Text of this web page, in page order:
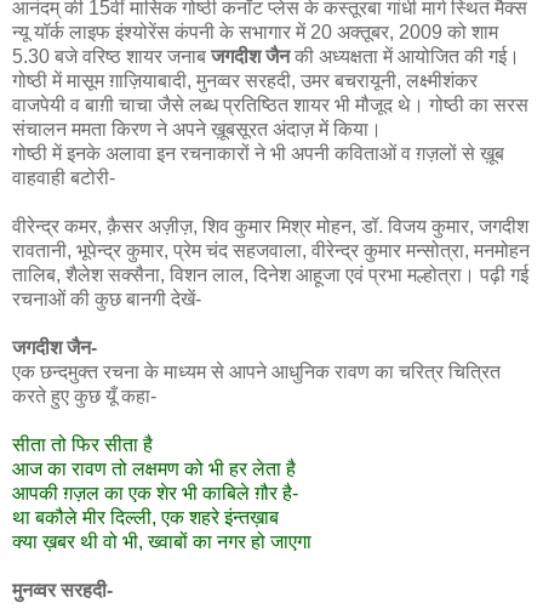
आनंदम् की 15वीं मासिक गोष्ठी कनॉट प्लेस के कस्तूरबा गांधी मार्ग स्थित मैक्स
न्यू यॉर्क लाइफ इंश्योरेंस कंपनी के सभागार में 20 अक्तूबर, 2009 को शाम
5.30 बजे वरिष्ठ शायर जनाबजगदीश जैनकी अध्यक्षता में आयोजित की गई।
गोष्ठी में मासूम ग़ाज़ियाबादी, मुनव्वर सरहदी, उमर बचरायूनी, लक्ष्मीशंकर
वाजपेयी व बाग़ी चाचा जैसे लब्ध प्रतिष्ठित शायर भी मौजूद थे। गोष्ठी का सरस
संचालन ममता किरण ने अपने ख़ूबसूरत अंदाज़ में किया।
गोष्ठी में इनके अलावा इन रचनाकारों ने भी अपनी कविताओं व ग़ज़लों से ख़ूब
वाहवाही बटोरी-
वीरेन्द्र कमर, क़ैसर अज़ीज़, शिव कुमार मिश्र मोहन, डॉ. विजय कुमार, जगदीश
रावतानी, भूपेन्द्र कुमार, प्रेम चंद सहजवाला, वीरेन्द्र कुमार मन्सोत्रा, मनमोहन
तालिब, शैलेश सक्सैना, विशन लाल, दिनेश आहूजा एवं प्रभा मल्होत्रा। पढ़ी गई
रचनाओं की कुछ बानगी देखें-
जगदीश जैन-
एक छन्दमुक्त रचना के माध्यम से आपने आधुनिक रावण का चरित्र चित्रित
करते हुए कुछ यूँ कहा-
सीता तो फिर सीता है
आज का रावण तो लक्षमण को भी हर लेता है
आपकी ग़ज़ल का एक शेर भी काबिले ग़ौर है-
था बकौले मीर दिल्ली, एक शहरे इंन्तख़ाब
क्या ख़बर थी वो भी, ख्वाबों का नगर हो जाएगा
मुनव्वर सरहदी-